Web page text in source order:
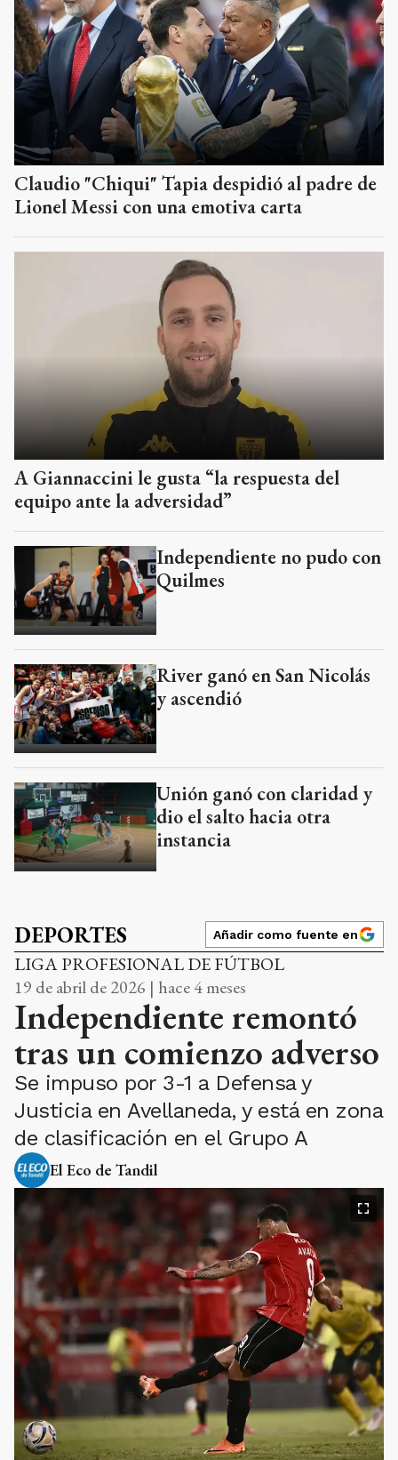
Claudio "Chiqui" Tapia despidió al padre de
Lionel Messi con una emotiva carta
A Giannaccini le gusta “la respuesta del
equipo ante la adversidad”
Independiente no pudo con
Quilmes
River ganó en San Nicolás
y ascendió
Unión ganó con claridad y
dio el salto hacia otra
instancia
DEPORTES Añadir como fuente en
LIGA PROFESIONAL DE FÚTBOL
19 de abril de 2026 | hace 4 meses
Independiente remontó
tras un comienzo adverso
Se impuso por 3-1 a Defensa y
Justicia en Avellaneda, y está en zona
de clasificación en el Grupo A
El Eco de Tandil